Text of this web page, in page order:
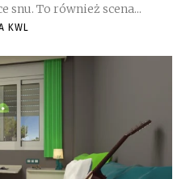
To również scena...
KWL